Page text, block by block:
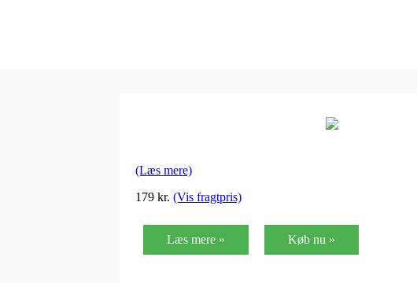
(Læs mere)
179 kr. (Vis fragtpris)
Læs mere » Køb nu »